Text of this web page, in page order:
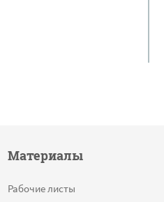
Материалы
Рабочие листы